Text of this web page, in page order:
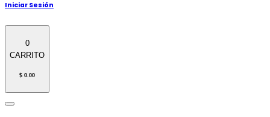
Iniciar Sesión
0
CARRITO
$ 0.00